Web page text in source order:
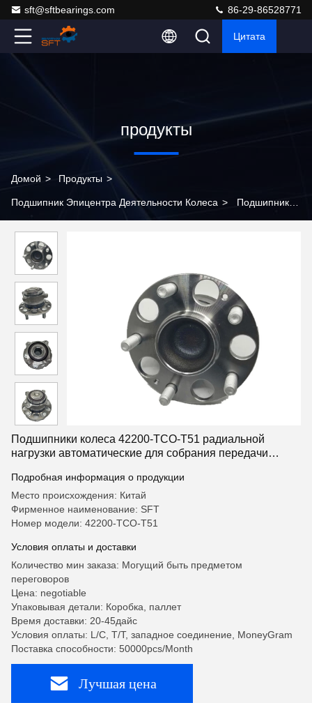
sft@sftbearings.com 86-29-86528771
Цитата
продукты
Домой > Продукты >
Подшипник Эпицентра Деятельности Колеса > Подшипники
для собрания передачи автомобиля Honda
Подшипники колеса 42200-TCO-T51 радиальной
нагрузки автоматические для собрания передачи
Подробная информация о продукции
Место происхождения: Китай
Фирменное наименование: SFT
Номер модели: 42200-TCO-T51
Условия оплаты и доставки
Количество мин заказа: Могущий быть предметом
переговоров
Цена: negotiable
Упаковывая детали: Коробка, паллет
Время доставки: 20-45дайс
Условия оплаты: L/C, T/T, западное соединение, MoneyGram
Поставка способности: 50000pcs/Month
Лучшая цена